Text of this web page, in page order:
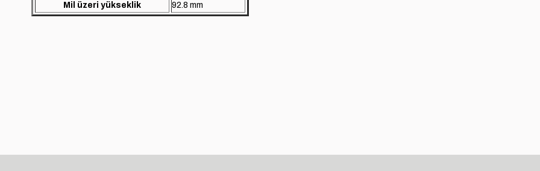
Mil üzeri yükseklik
92.8 mm